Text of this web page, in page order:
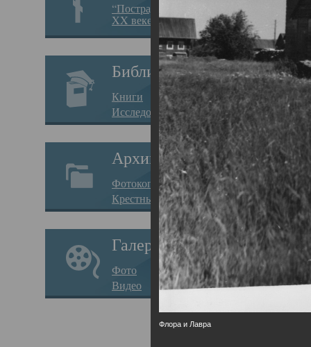
“Пострадавшие за веру в
XX веке на Севере”
Библиотека
Книги
Исследования
Архив
Фотокопии дел
Крестные ходы
Галерея
Фото
Видео
них
об
Флора и Лавра